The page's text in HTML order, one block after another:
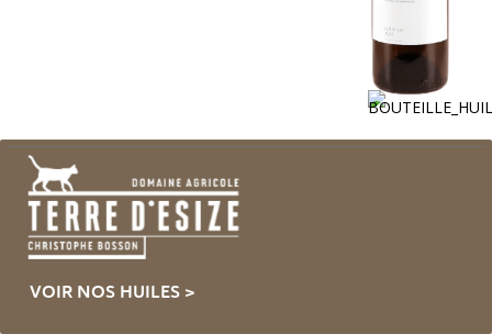
VOIR NOS HUILES >